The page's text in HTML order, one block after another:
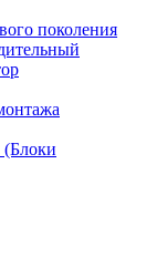
поколения
(Блоки